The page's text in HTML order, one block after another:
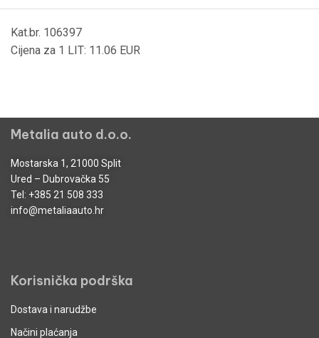
Kat.br. 106397
Cijena za 1 LIT: 11.06 EUR
Metalia auto d.o.o.
Mostarska 1, 21000 Split
Ured – Dubrovačka 55
Tel: +385 21 508 333
info@metaliaauto.hr
Korisnička podrška
Dostava i narudžbe
Načini plaćanja